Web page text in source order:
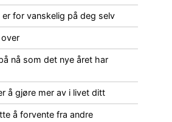
for vanskelig på deg selv
nå som det nye året har
å gjøre mer av i livet ditt
å forvente fra andre